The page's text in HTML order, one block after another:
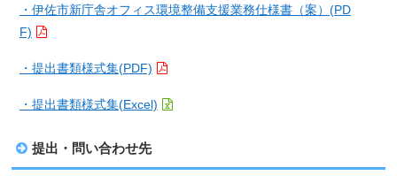
・伊佐市新庁舎オフィス環境整備支援業務仕様書（案）(PD
F)
・提出書類様式集(PDF)
・提出書類様式集(Excel)
提出・問い合わせ先